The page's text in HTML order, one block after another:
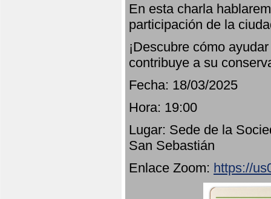
En esta charla
participación de la
¡Descubre cómo
contribuye a su
Fecha: 18/03/2025
Hora: 19:00
Lugar: Sede de la
San Sebastián
Enlace Zoom: https://